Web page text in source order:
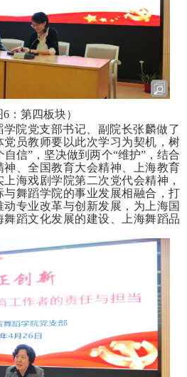
6 ：第四板块）
院党支部书记、副院长张麟做了
员教师要以此次学习为契机，树
自信”，坚决做到两个“维护”，结合
、全国教育大会精神、上海教育
海戏剧学院第二次党代会精神，
舞蹈学院的事业发展相融合，打
专业改革与创新发展，为上海国
蹈文化发展的建设、上海舞蹈品